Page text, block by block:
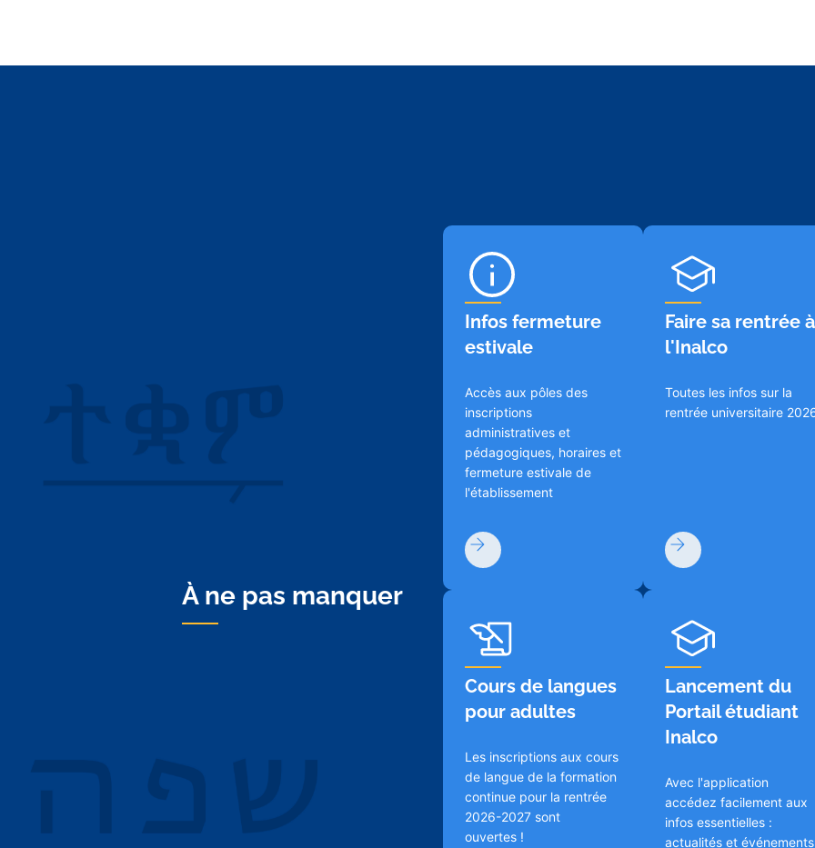
À ne pas manquer
Infos fermeture
estivale
Accès aux pôles des
inscriptions
administratives et
pédagogiques, horaires et
fermeture estivale de
l'établissement
Faire sa rentrée à
l'Inalco
Toutes les infos sur la
rentrée universitaire
Cours de langues
pour adultes
Les inscriptions aux cours
de langue de la formation
continue pour la rentrée
2026-2027 sont
ouvertes !
Lancement du
Portail étudiant
Inalco
Avec l'application
accédez facilement aux
infos essentielles :
actualités et